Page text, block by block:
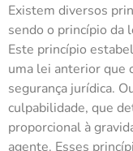
Existem diversos
sendo o princípio da
Este princípio
uma lei anterior que
segurança jurídica.
culpabilidade, que
proporcional à
agente. Esses